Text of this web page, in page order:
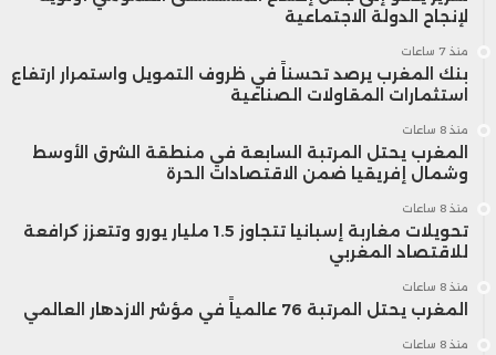
لإنجاح الدولة الاجتماعية
منذ 7 ساعات
بنك المغرب يرصد تحسناً في ظروف التمويل واستمرار ارتفاع
استثمارات المقاولات الصناعية
منذ 8 ساعات
المغرب يحتل المرتبة السابعة في منطقة الشرق الأوسط
وشمال إفريقيا ضمن الاقتصادات الحرة
منذ 8 ساعات
تحويلات مغاربة إسبانيا تتجاوز 1.5 مليار يورو وتتعزز كرافعة
للاقتصاد المغربي
منذ 8 ساعات
المغرب يحتل المرتبة 76 عالمياً في مؤشر الازدهار العالمي
منذ 8 ساعات